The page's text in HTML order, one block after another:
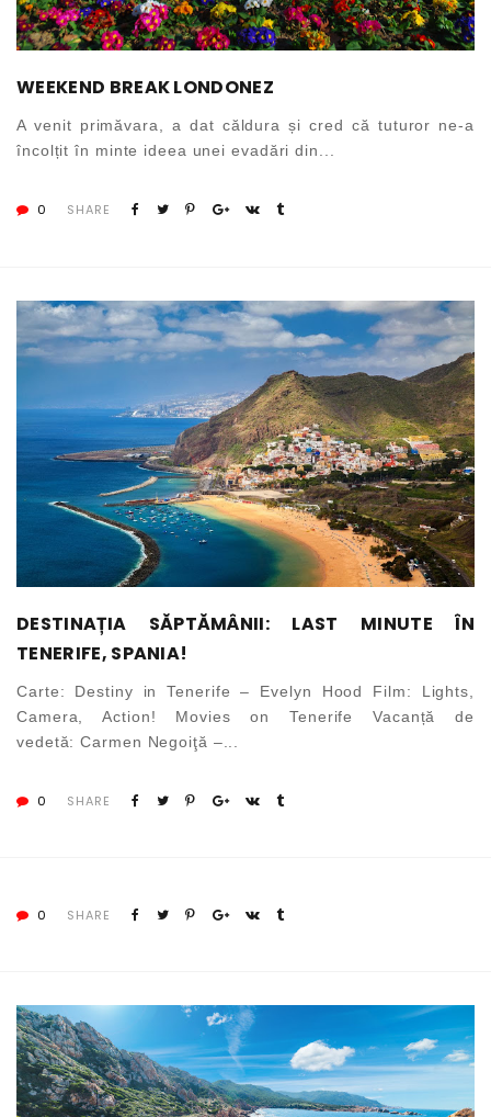
WEEKEND BREAK LONDONEZ
A venit primăvara, a dat căldura și cred că tuturor ne-a
încolțit în minte ideea unei evadări din...
0 SHARE
DESTINAȚIA SĂPTĂMÂNII: LAST MINUTE ÎN
TENERIFE, SPANIA!
Carte: Destiny in Tenerife – Evelyn Hood Film: Lights,
Camera, Action! Movies on Tenerife Vacanță de
vedetă: Carmen Negoiţă –...
0 SHARE
0 SHARE